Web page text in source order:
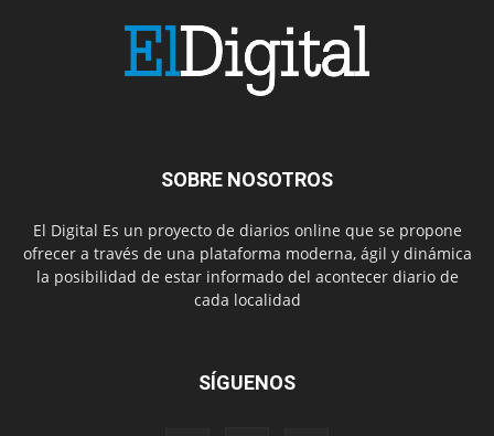
SOBRE NOSOTROS
El Digital Es un proyecto de diarios online que se propone
ofrecer a través de una plataforma moderna, ágil y dinámica
la posibilidad de estar informado del acontecer diario de
cada localidad
SÍGUENOS